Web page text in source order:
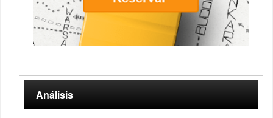
Análisis